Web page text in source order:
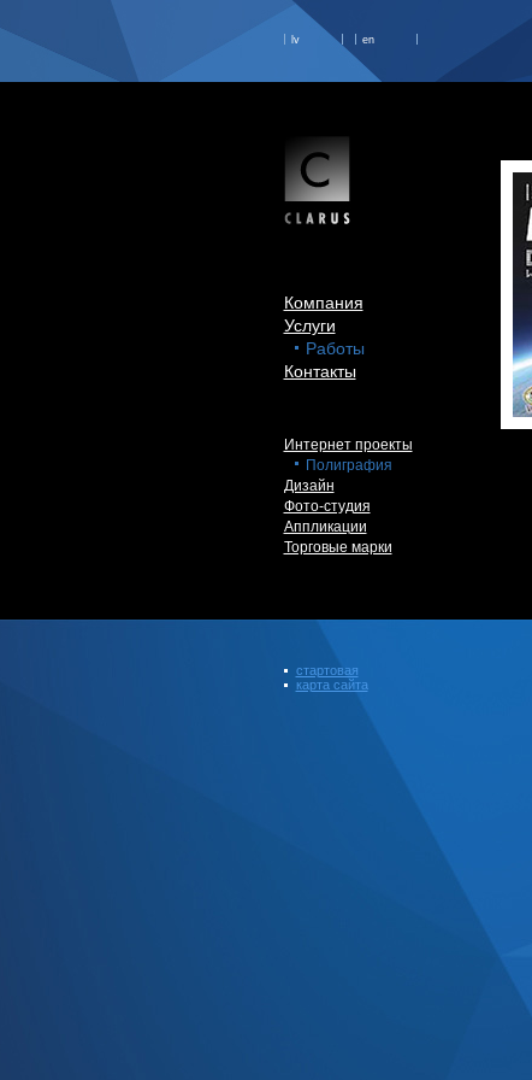
lv en
Компания
Услуги
Работы
Контакты
Интернет проекты
Полиграфия
Дизайн
Фото-студия
Аппликации
Торговые марки
стартовая
карта сайта